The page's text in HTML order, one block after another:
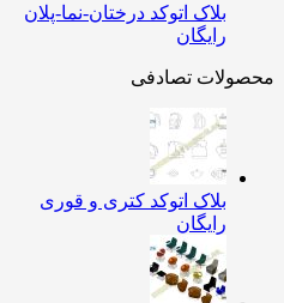
بلاک اتوکد درختان-نما-پلان
رایگان
تصادفی
بلاک اتوکد کتری و قوری
رایگان